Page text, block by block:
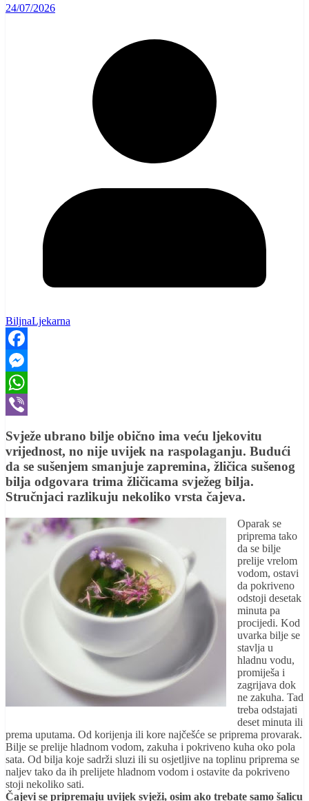
24/07/2026
BiljnaLjekarna
Facebook
Messenger
WhatsApp
Svježe ubrano bilje obično ima veću ljekovitu
vrijednost, no nije uvijek na raspolaganju. Budući
da se sušenjem smanjuje zapremina, žličica sušenog
bilja odgovara trima žličicama svježeg bilja.
Stručnjaci razlikuju nekoliko vrsta čajeva.
Oparak se
priprema tako
da se bilje
prelije vrelom
vodom, ostavi
da pokriveno
odstoji desetak
minuta pa
procijedi. Kod
uvarka bilje se
stavlja u
hladnu vodu,
promiješa i
zagrijava dok
ne zakuha. Tad
treba odstajati
deset minuta ili
prema uputama. Od korijenja ili kore najčešće se priprema provarak.
Bilje se prelije hladnom vodom, zakuha i pokriveno kuha oko pola
sata. Od bilja koje sadrži sluzi ili su osjetljive na toplinu priprema se
naljev tako da ih prelijete hladnom vodom i ostavite da pokriveno
stoji nekoliko sati.
Čajevi se pripremaju uvijek svježi, osim ako trebate samo šalicu